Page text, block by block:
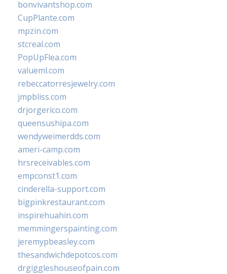
bonvivantshop.com
CupPlante.com
mpzin.com
stcreal.com
PopUpFlea.com
valueml.com
rebeccatorresjewelry.com
jmpbliss.com
drjorgerico.com
queensushipa.com
wendyweimerdds.com
ameri-camp.com
hrsreceivables.com
empconst1.com
cinderella-support.com
bigpinkrestaurant.com
inspirehuahin.com
memmingerspainting.com
jeremypbeasley.com
thesandwichdepotcos.com
drgiggleshouseofpain.com